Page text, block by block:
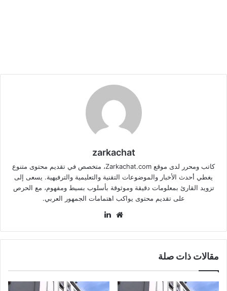
zarkachat
كاتب ومحرر لدى موقع Zarkachat.com، متخصص في تقديم محتوى متنوع
يغطي أحدث الأخبار والموضوعات التقنية والتعليمية والترفيهية. يسعى إلى
تزويد القارئ بمعلومات دقيقة وموثوقة بأسلوب بسيط ومفهوم، مع الحرص
على تقديم محتوى يواكب اهتمامات الجمهور العربي.
موقع
مقالات ذات صلة